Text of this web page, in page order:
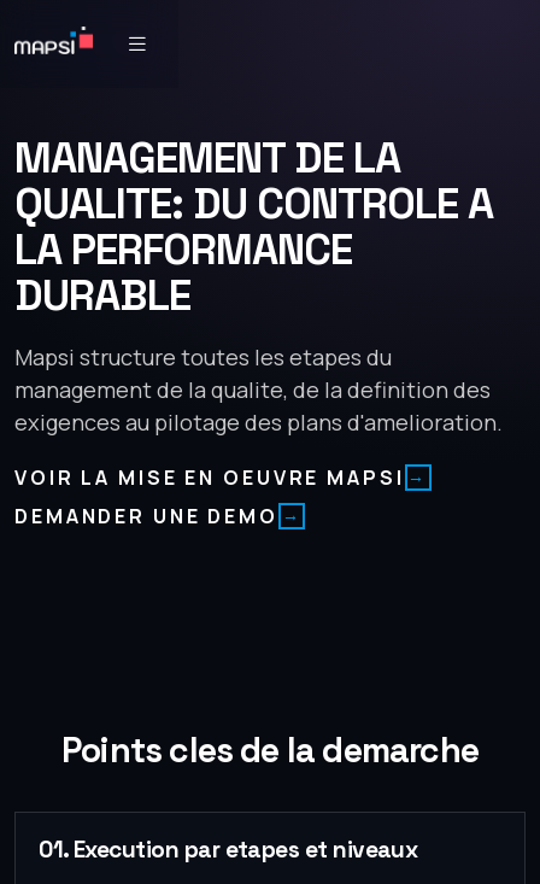
MANAGEMENT DE LA
QUALITE: DU CONTROLE A
LA PERFORMANCE
DURABLE
Mapsi structure toutes les etapes du
management de la qualite, de la definition des
exigences au pilotage des plans d'amelioration.
VOIR LA MISE EN OEUVRE MAPSI
DEMANDER UNE DEMO
Points cles de la demarche
01. Execution par etapes et niveaux